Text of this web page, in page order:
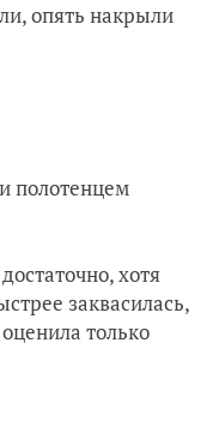
опять накрыли
полотенцем
хотя
заквасилась,
только